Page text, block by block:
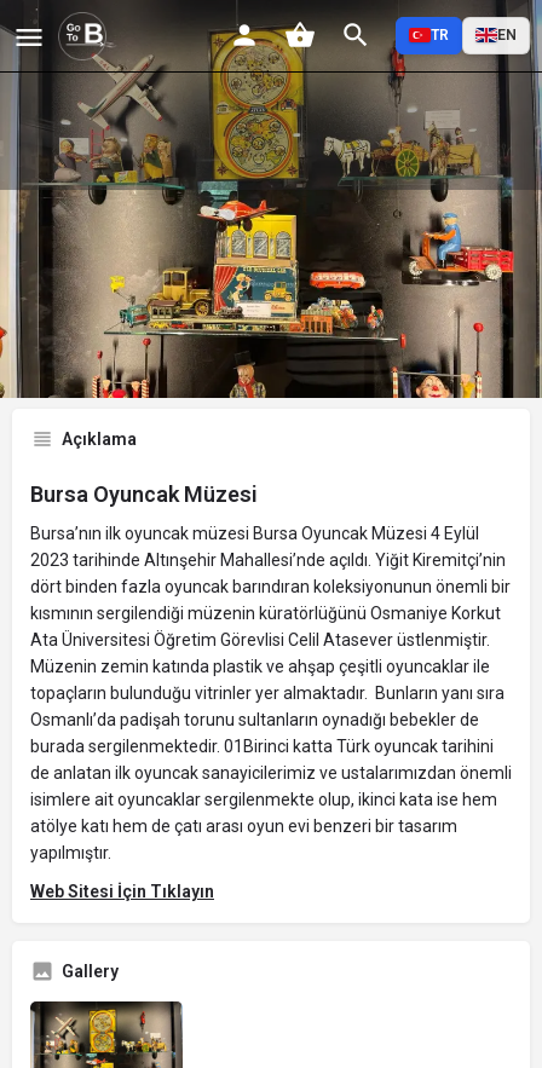
TR EN
Bursa Oyuncak Müzesi
Profil Yorumlar 0 Etkinlikler 0 Jobs 0
Favorilere Ekle Paylaş Yorum Yap
Açıklama
Bursa Oyuncak Müzesi
Bursa’nın ilk oyuncak müzesi Bursa Oyuncak Müzesi 4 Eylül
2023 tarihinde Altınşehir Mahallesi’nde açıldı. Yiğit Kiremitçi’nin
dört binden fazla oyuncak barındıran koleksiyonunun önemli bir
kısmının sergilendiği müzenin küratörlüğünü Osmaniye Korkut
Ata Üniversitesi Öğretim Görevlisi Celil Atasever üstlenmiştir.
Müzenin zemin katında plastik ve ahşap çeşitli oyuncaklar ile
topaçların bulunduğu vitrinler yer almaktadır. Bunların yanı sıra
Osmanlı’da padişah torunu sultanların oynadığı bebekler de
burada sergilenmektedir. 01Birinci katta Türk oyuncak tarihini
de anlatan ilk oyuncak sanayicilerimiz ve ustalarımızdan önemli
isimlere ait oyuncaklar sergilenmekte olup, ikinci kata ise hem
atölye katı hem de çatı arası oyun evi benzeri bir tasarım
yapılmıştır.
Web Sitesi İçin Tıklayın
Gallery